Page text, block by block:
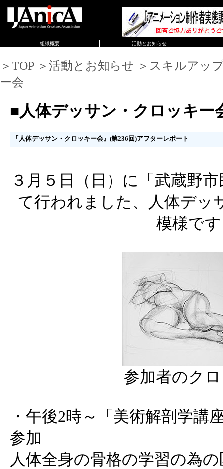
組織概要 活動とお知らせ
＞TOP ＞活動とお知らせ ＞スキルアッ
ー会
■人体デッサン・クロッキー
『人体デッサン・クロッキー会』(第236回)アフターレポート
３月５日（日）に「武蔵野
て行われました、人体デッ
模様で
参加者のク
・午後2時～「美術解剖学講
参加
人体全身の骨格の学習の為